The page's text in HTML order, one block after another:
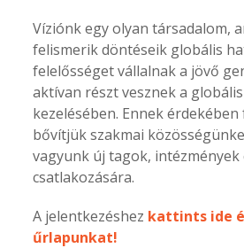
Víziónk egy olyan társadalom,
felismerik döntéseik globális
felelősséget vállalnak a jövő
aktívan részt vesznek a
kezelésében. Ennek
bővítjük szakmai
vagyunk új tagok, intézmények
csatlakozására.
A jelentkezéshez kattints ide
űrlapunkat!